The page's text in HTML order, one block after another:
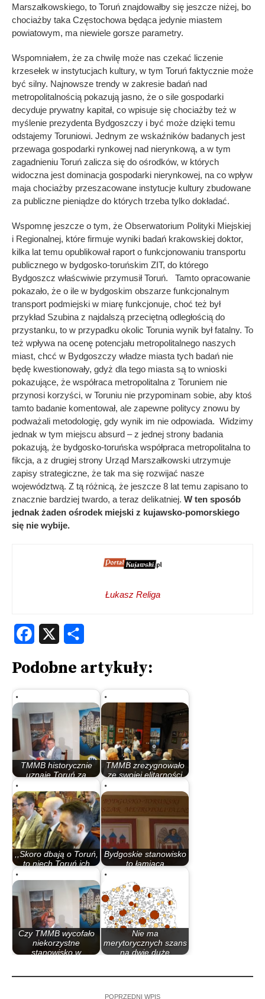
Marszałkowskiego, to Toruń znajdowałby się jeszcze niżej, bo
chociażby taka Częstochowa będąca jedynie miastem
powiatowym, ma niewiele gorsze parametry.
Wspomniałem, że za chwilę może nas czekać liczenie
krzesełek w instytucjach kultury, w tym Toruń faktycznie może
być silny. Najnowsze trendy w zakresie badań nad
metropolitalnością pokazują jasno, że o sile gospodarki
decyduje prywatny kapitał, co wpisuje się chociażby też w
myślenie prezydenta Bydgoszczy i być może dzięki temu
odstajemy Toruniowi. Jednym ze wskaźników badanych jest
przewaga gospodarki rynkowej nad nierynkową, a w tym
zagadnieniu Toruń zalicza się do ośrodków, w których
widoczna jest dominacja gospodarki nierynkowej, na co wpływ
maja chociażby przeszacowane instytucje kultury zbudowane
za publiczne pieniądze do których trzeba tylko dokładać.
Wspomnę jeszcze o tym, że Obserwatorium Polityki Miejskiej
i Regionalnej, które firmuje wyniki badań krakowskiej doktor,
kilka lat temu opublikował raport o funkcjonowaniu transportu
publicznego w bydgosko-toruńskim ZIT, do którego
Bydgoszcz właścwiwie przymusił Toruń. Tamto opracowanie
pokazało, że o ile w bydgoskim obszarze funkcjonalnym
transport podmiejski w miarę funkcjonuje, choć też był
przykład Szubina z najdalszą przeciętną odległością do
przystanku, to w przypadku okolic Torunia wynik był fatalny. To
też wpływa na ocenę potencjału metropolitalnego naszych
miast, chcć w Bydgoszczy władze miasta tych badań nie
będę kwestionowały, gdyż dla tego miasta są to wnioski
pokazujące, że współraca metropolitalna z Toruniem nie
przynosi korzyści, w Toruniu nie przypominam sobie, aby ktoś
tamto badanie komentował, ale zapewne politycy znowu by
podważali metodologię, gdy wynik im nie odpowiada. Widzimy
jednak w tym miejscu absurd – z jednej strony badania
pokazują, że bydgosko-toruńska współpraca metropolitalna to
fikcja, a z drugiej strony Urząd Marszałkowski utrzymuje
zapisy strategiczne, że tak ma się rozwijać nasze
województwą. Z tą różnicą, że jeszcze 8 lat temu zapisano to
znacznie bardziej twardo, a teraz delikatniej. W ten sposób
jednak żaden ośrodek miejski z kujawsko-pomorskiego
się nie wybije.
Łukasz Religa
Facebook
Podobne artykuły:
TMMB historycznie
uznaje Toruń za
TMMB zrezygnowało
ze swojej elitarności
,,Skoro dbają o Toruń,
to niech Toruń ich
Bydgoskie stanowisko
to łamiąca
Czy TMMB wycofało
niekorzystne
stanowisko w
Nie ma
merytorycznych szans
na dwie duże
POPRZEDNI WPIS